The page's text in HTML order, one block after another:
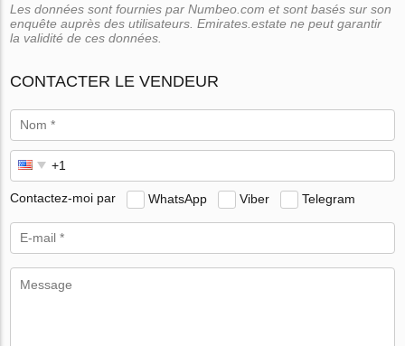
Les données sont fournies par Numbeo.com et sont basés sur son
enquête auprès des utilisateurs. Emirates.estate ne peut garantir
la validité de ces données.
CONTACTER LE VENDEUR
Contactez-moi par WhatsApp Viber Telegram